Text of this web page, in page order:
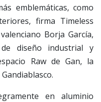
emblemáticas, como
firma Timeless
Borja García,
diseño industrial y
Raw de Gan, la
en aluminio